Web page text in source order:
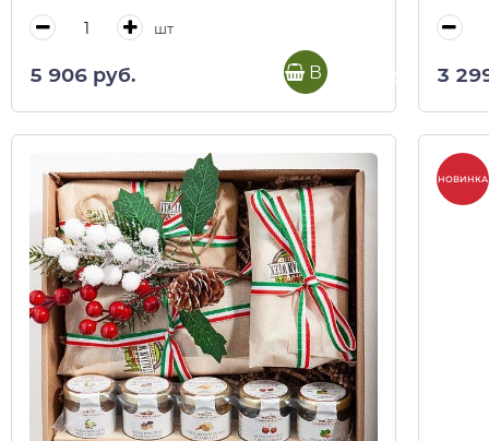
шт
5 906 руб. В корзину 3
НОВИНКА